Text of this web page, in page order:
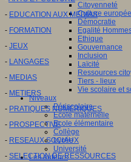
Citoyenneté
Culture
Démocratie
Egalité
Ethique
Gouvernance
Inclusion
Laïcité
Ressources
Tiers - lieux
Vie scolaire et
Niveaux
Périscolaire
Ecole maternelle
Ecole élémentaire
Collège
Lycée
Université
Les auteurs
- EDUCATION AUX MEDIAS
- FORMATION
- JEUX
- LANGAGES
- MEDIAS
- METIERS
- PRATIQUES NUMERIQUES
- PROSPECTIVE
- RESEAUX SOCIAUX
- SELECTION DE RESSOURCES